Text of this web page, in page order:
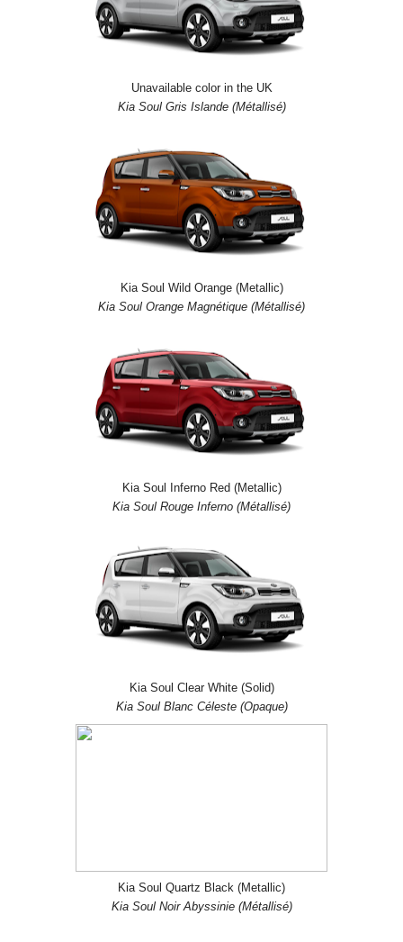
Unavailable color in the UK
Kia Soul Gris Islande (Métallisé)
Kia Soul Wild Orange (Metallic)
Kia Soul Orange Magnétique (Métallisé)
Kia Soul Inferno Red (Metallic)
Kia Soul Rouge Inferno (Métallisé)
Kia Soul Clear White (Solid)
Kia Soul Blanc Céleste (Opaque)
Kia Soul Quartz Black (Metallic)
Kia Soul Noir Abyssinie (Métallisé)